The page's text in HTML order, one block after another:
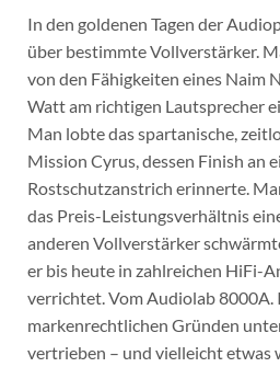
In den goldenen Tagen der
über bestimmte Vollverstärker.
von den Fähigkeiten eines Naim
Watt am richtigen Lautsprecher
Man lobte das spartanische,
Mission Cyrus, dessen Finish an
Rostschutzanstrich erinnerte.
das Preis-Leistungsverhältnis
anderen Vollverstärker
er bis heute in zahlreichen HiFi-
verrichtet. Vom Audiolab 8000A.
markenrechtlichen Gründen
vertrieben – und vielleicht etwas